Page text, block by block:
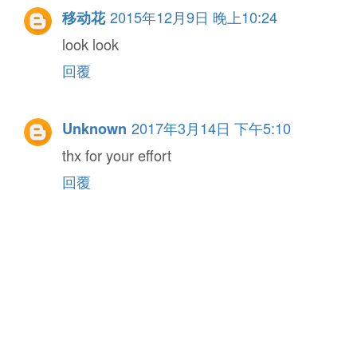
移动花 2015年12月9日 晚上10:24
look look
回覆
Unknown 2017年3月14日 下午5:10
thx for your effort
回覆